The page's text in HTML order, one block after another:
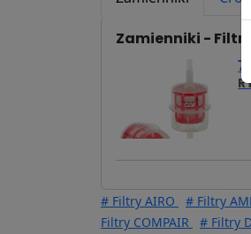
Zamienniki - Filtr
# Filtry AIRO # Filtry
Filtry COMPAIR
# Filtry